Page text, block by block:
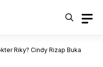
Riky? Cindy Rizap Buka